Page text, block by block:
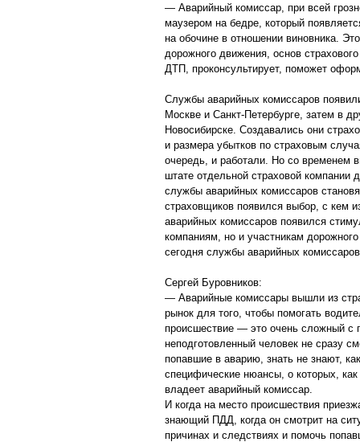
— Аварийный комиссар, при всей
маузером на бедре, который
на обочине в отношении виновника.
дорожного движения, основ
ДТП, проконсультирует, поможет
Службы аварийных комиссаров
Москве и Санкт-Петербурге, затем в
Новосибирске. Создавались они
и размера убытков по страховым
очередь, и работали. Но со временем
штате отдельной страховой компании
службы аварийных комиссаров
страховщиков появился выбор, с кем
аварийных комиссаров появился
компаниям, но и участникам
сегодня службы аварийных
Сергей Буровников:
— Аварийные комиссары вышли из
рынок для того, чтобы помогать
происшествие — это очень сложный с
неподготовленный человек не сразу
попавшие в аварию, знать не знают,
специфические нюансы, о которых,
владеет аварийный комиссар.
И когда на место происшествия
знающий ПДД, когда он смотрит на
причинах и следствиях и помочь